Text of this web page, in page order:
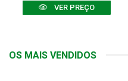
VER PREÇO
OS MAIS VENDIDOS